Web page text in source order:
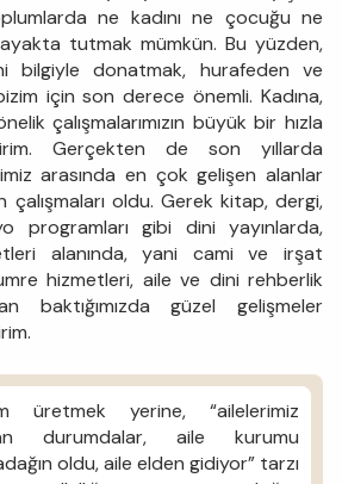
ne kadını ne çocuğu ne
tutmak mümkün. Bu yüzden,
bilgiyle donatmak, hurafeden ve
için son derece önemli. Kadına,
çalışmalarımızın büyük bir hızla
Gerçekten de son yıllarda
arasında en çok gelişen alanlar
çalışmaları oldu. Gerek kitap, dergi,
programları gibi dini yayınlarda,
alanında, yani cami ve irşat
hizmetleri, aile ve dini rehberlik
baktığımızda güzel gelişmeler
üretmek yerine, “ailelerimiz
durumdalar, aile kurumu
oldu, aile elden gidiyor” tarzı